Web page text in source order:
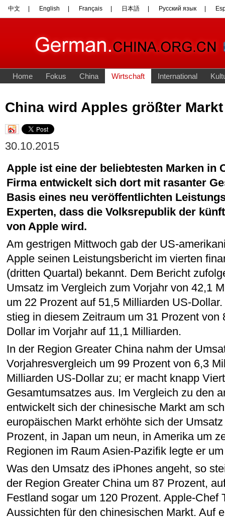
China wird Apples größter Markt
30.10.2015
Apple ist eine der beliebtesten Marken in
Firma entwickelt sich dort mit rasanter
Basis eines neu veröffentlichten
Experten, dass die Volksrepublik der
von Apple wird.
Am gestrigen Mittwoch gab der US-
Apple seinen Leistungsbericht im vierten
(dritten Quartal) bekannt. Dem Bericht
Umsatz im Vergleich zum Vorjahr von 42,1
um 22 Prozent auf 51,5 Milliarden US-
stieg in diesem Zeitraum um 31 Prozent von
Dollar im Vorjahr auf 11,1 Milliarden.
In der Region Greater China nahm der
Vorjahresvergleich um 99 Prozent von 6,3
Milliarden US-Dollar zu; er macht knapp
Gesamtumsatzes aus. Im Vergleich zu den
entwickelt sich der chinesische Markt am
europäischen Markt erhöhte sich der
Prozent, in Japan um neun, in Amerika um
Regionen im Raum Asien-Pazifik legte er
Was den Umsatz des iPhones angeht, so
der Region Greater China um 87 Prozent,
Festland sogar um 120 Prozent. Apple-Chef
Aussichten für den chinesischen Markt. Auf